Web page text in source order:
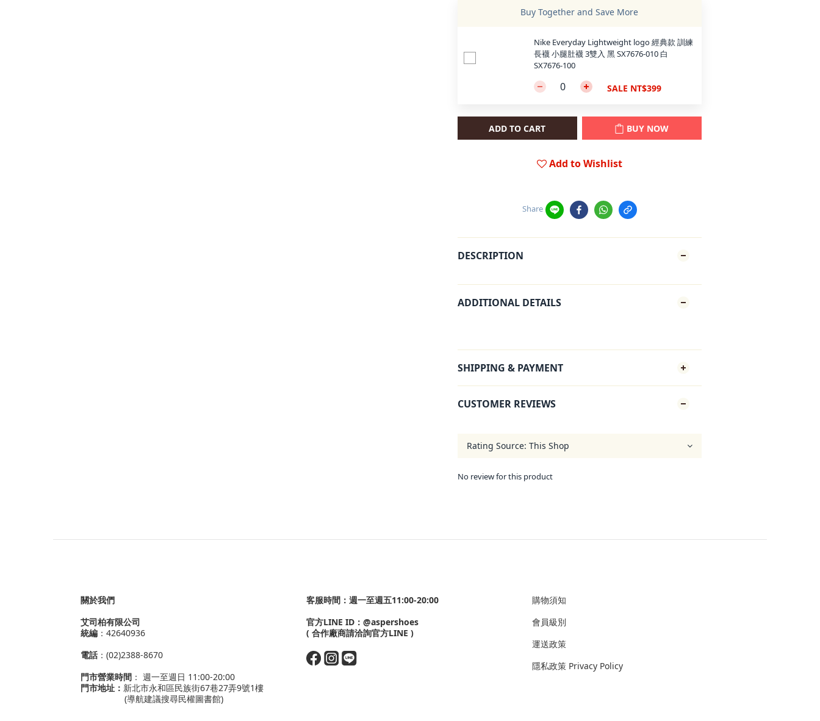
Buy Together and Save More
Nike Everyday Lightweight logo 經典款 訓練
長襪 小腿肚襪 3雙入 黑 SX7676-010 白
SX7676-100
SALE NT$399
ADD TO CART BUY NOW
Add to Wishlist
Share
DESCRIPTION
ADDITIONAL DETAILS
SHIPPING & PAYMENT
CUSTOMER REVIEWS
No review for this product
關於我們
艾司柏有限公司
統編 ：42640936
電話：(02)2388-8670
門市營業時間 ： 週一至週日 11:00-20:00
門市地址： 新北市永和區民族街67巷27弄9號1樓
(導航建議搜尋民權圖書館)
客服時間：週一至週五11:00-20:00
官方LINE ID： @aspershoes
( 合作廠商請洽詢官方LINE )
購物須知
會員級別
運送政策
隱私政策 Privacy Policy